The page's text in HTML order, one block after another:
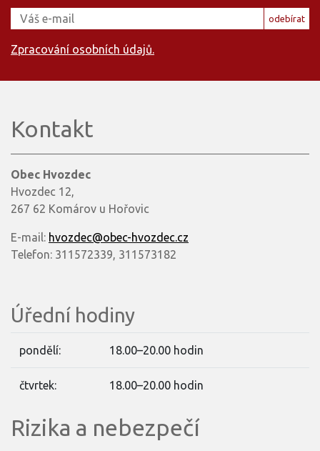
odebírat
Zpracování osobních údajů.
Kontakt
Obec Hvozdec
Hvozdec 12,
267 62 Komárov u Hořovic
E-mail: hvozdec@obec-hvozdec.cz
Telefon: 311572339, 311573182
Úřední hodiny
pondělí: 18.00–20.00 hodin
čtvrtek: 18.00–20.00 hodin
Rizika a nebezpečí